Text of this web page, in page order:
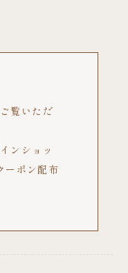
覧いただ
ンショッ
ーポン配布